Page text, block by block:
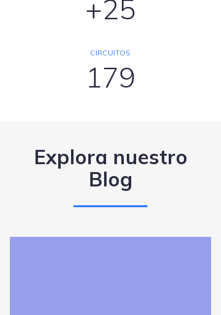
+25
CIRCUITOS
179
Explora nuestro
Blog